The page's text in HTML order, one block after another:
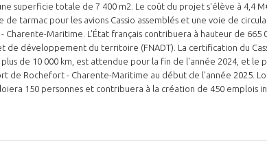
superficie totale de 7 400 m2. Le coût du projet s'élève à 4,4
tarmac pour les avions Cassio assemblés et une voie de
Maritime. L'État français contribuera à hauteur de 665
de développement du territoire (FNADT). La certification du
de 10 000 km, est attendue pour la fin de l'année 2024, et le
de Rochefort - Charente-Maritime au début de l'année 2025.
150 personnes et contribuera à la création de 450 emplois